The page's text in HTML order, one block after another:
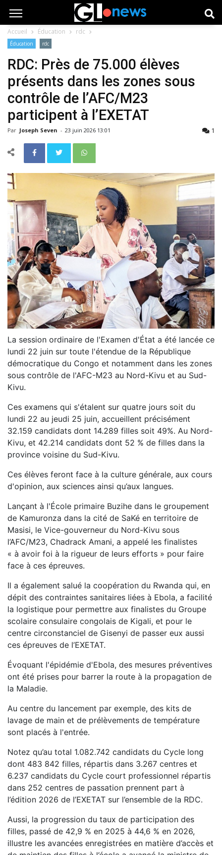
Accueil Éducation rdc
Éducation rdc
RDC: Près de 75.000 élèves
présents dans les zones sous
contrôle de l’AFC/M23
participent à l’EXETAT
Par Joseph Seven - 23 juin 2026 13:01 1
La session ordinaire de l'Examen d'État a été lancée ce
lundi 22 juin sur toute l'étendue de la République
démocratique du Congo et notamment dans les zones
sous contrôle de l'AFC-M23 au Nord-Kivu et au Sud-
Kivu.
Ces examens qui s'étalent sur quatre jours soit du
lundi 22 au jeudi 25 juin, accueillent précisément
32.159 candidats dont 14.289 filles soit 49%. Au Nord-
Kivu, et 42.214 candidats dont 52 % de filles dans la
province voisine du Sud-Kivu.
Ces élèves feront face à la culture générale, aux cours
d'opinion, aux sciences ainsi qu’aux langues.
Lançant à l'École primaire Buzihe dans le groupement
de Kamuronza dans la cité de SaKé en territoire de
Masisi, le Vice-gouverneur du Nord-Kivu sous
l’AFC/M23, Chadrack Amani, a appelé les finalistes
« à avoir foi à la rigueur de leurs efforts » pour faire
face à ces épreuves.
Il a également salué la coopération du Rwanda qui, en
dépit des contraintes sanitaires liées à Ebola, a facilité
la logistique pour permettre aux finalistes du Groupe
scolaire consulaire congolais de Kigali, et pour le
centre circonstanciel de Gisenyi de passer eux aussi
ces épreuves de l’EXETAT.
Évoquant l'épidémie d'Ebola, des mesures préventives
ont été prises pour barrer la route à la propagation de
la Maladie.
Au centre du lancement par exemple, des kits de
lavage de main et de prélèvements de température
sont placés à l'entrée.
Notez qu’au total 1.082.742 candidats du Cycle long
dont 483 842 filles, répartis dans 3.267 centres et
6.237 candidats du Cycle court professionnel répartis
dans 252 centres de passation prennent part à
l’édition 2026 de l’EXETAT sur l’ensemble de la RDC.
Aussi, la progression du taux de participation des
filles, passé de 42,9 % en 2025 à 44,6 % en 2026,
illustre les avancées enregistrées en matière d’accès et